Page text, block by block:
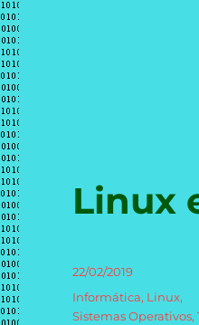
Linux
Publicado
22/02/2019
Categorías
Informática, Linux,
Sistemas Operativos,